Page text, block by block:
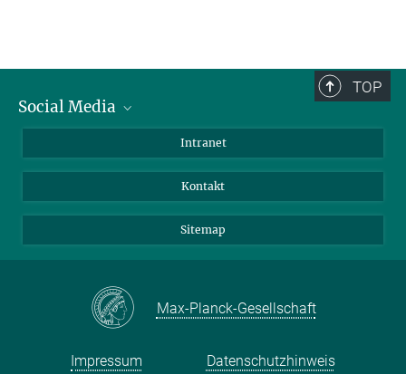
TOP
Social Media
Intranet
Kontakt
Sitemap
Max-Planck-Gesellschaft
Impressum Datenschutzhinweis